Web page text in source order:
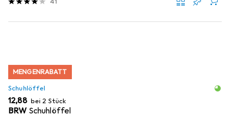
MENGENRABATT
Schuhlöffel
EUR
12,88 bei 2 Stück
BRW Schuhlöffel